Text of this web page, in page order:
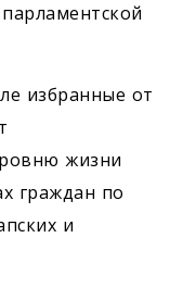
избранные от
жизни
граждан по
и